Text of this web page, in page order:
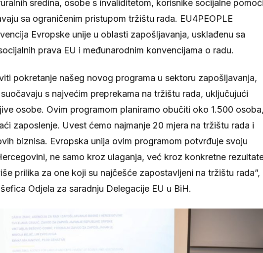
sredina, osobe s invaliditetom, korisnike socijalne
sa ograničenim pristupom tržištu rada. EU4PEOPLE
Evropske unije u oblasti zapošljavanja, usklađenu sa
prava EU i međunarodnim konvencijama o radu.
pokretanje našeg novog programa u sektoru zapošljavanja,
s najvećim preprekama na tržištu rada, uključujući
osobe. Ovim programom planiramo obučiti oko 1.500
zaposlenje. Uvest ćemo najmanje 20 mjera na tržištu rada i
biznisa. Evropska unija ovim programom potvrđuje svoju
ne samo kroz ulaganja, već kroz konkretne
prilika za one koji su najčešće zapostavljeni na tržištu rada”,
Odjela za saradnju Delegacije EU u BiH.